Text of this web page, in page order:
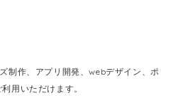
制作、アプリ開発、webデザイン、ポ
用いただけます。